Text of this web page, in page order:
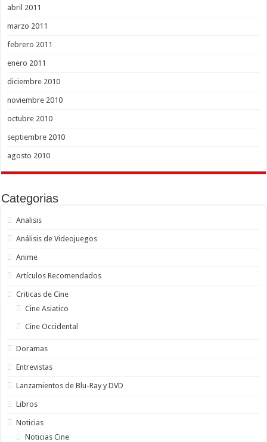
abril 2011
marzo 2011
febrero 2011
enero 2011
diciembre 2010
noviembre 2010
octubre 2010
septiembre 2010
agosto 2010
Categorias
Analisis
Análisis de Videojuegos
Anime
Artículos Recomendados
Criticas de Cine
Cine Asiatico
Cine Occidental
Doramas
Entrevistas
Lanzamientos de Blu-Ray y DVD
Libros
Noticias
Noticias Cine